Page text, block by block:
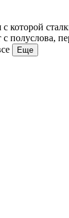
которой
полуслова,
Еще